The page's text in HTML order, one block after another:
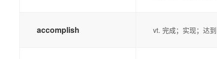
accomplish vt. 完成；实现；达到